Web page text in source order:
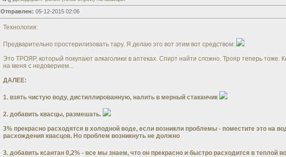
Отправлен: 05-12-2015 02:06
Технология:
Предварительно простерилизовать тару. Я делаю это вот этим вот средством:
Это ТРОЯР, который покупают алкаголики в аптеках. Спирт найти сложно. Трояр теперь
на меня с недоверием...
ДАЛЕЕ:
1. взять чистую воду, дистиллированную, налить в мерный стаканчик
2. добавить квасцы, размешать.
3% прекрасно расходятся в холодной воде, если возникли проблемы - поместите это на
расхождения квасцов. Но проблем возникнуть не должно
3. добавить ксантан 0,2% - все мы знаем, что он прекрасно и быстро расходится в теплой